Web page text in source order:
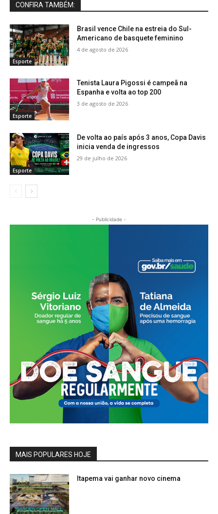
CONFIRA TAMBÉM:
Esporte
Brasil vence Chile na estreia do Sul-
Americano de basquete feminino
4 de agosto de 2026
Esporte
Tenista Laura Pigossi é campeã na
Espanha e volta ao top 200
3 de agosto de 2026
Esporte
De volta ao país após 3 anos, Copa Davis
inicia venda de ingressos
29 de julho de 2026
- Publicidade -
MAIS POPULARES HOJE
Itapema vai ganhar novo cinema